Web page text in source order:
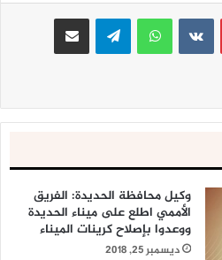
بينتيريست واتساب تيلقرام مشاركة عبر البريد
وكيل محافظة الحديدة: الفريق
الأممي اطلع على ميناء الحديدة
ووعدوا بإصلاح كرينات الميناء
ديسمبر 25, 2018